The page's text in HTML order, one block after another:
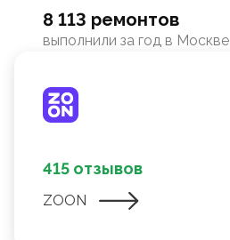
8 113 ремонтов
выполнили за год в Москве
415 отзывов
ZOON